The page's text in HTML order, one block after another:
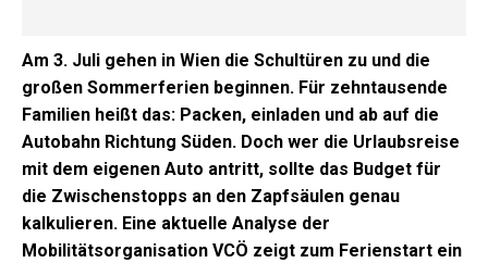
Am 3. Juli gehen in Wien die Schultüren zu und die
großen Sommerferien beginnen. Für zehntausende
Familien heißt das: Packen, einladen und ab auf die
Autobahn Richtung Süden. Doch wer die Urlaubsreise
mit dem eigenen Auto antritt, sollte das Budget für
die Zwischenstopps an den Zapfsäulen genau
kalkulieren. Eine aktuelle Analyse der
Mobilitätsorganisation VCÖ zeigt zum Ferienstart ein